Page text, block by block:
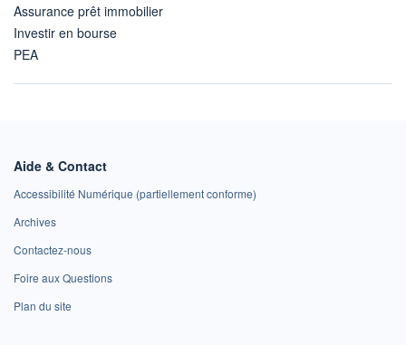
Assurance prêt immobilier
Investir en bourse
PEA
Aide & Contact
Accessibilité Numérique (partiellement conforme)
Archives
Contactez-nous
Foire aux Questions
Plan du site